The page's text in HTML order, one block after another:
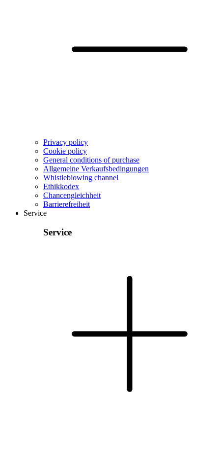
Privacy policy
Cookie policy
General conditions of purchase
Allgemeine Verkaufsbedingungen
Whistleblowing channel
Ethikkodex
Chancengleichheit
Barrierefreiheit
Service
Service